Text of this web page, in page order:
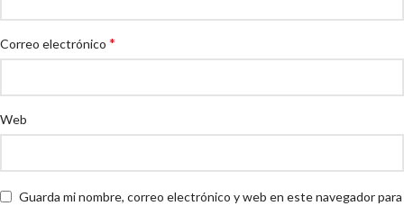
Correo electrónico *
Web
Guarda mi nombre, correo electrónico y web en este navegador para